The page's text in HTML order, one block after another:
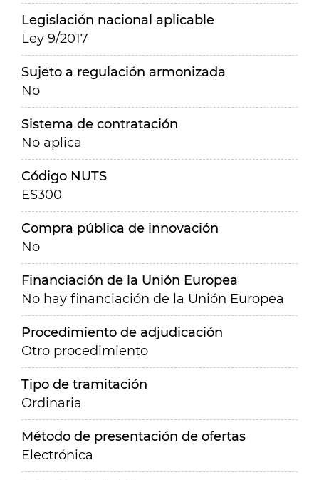
Legislación nacional aplicable
Ley 9/2017
Sujeto a regulación armonizada
No
Sistema de contratación
No aplica
Código NUTS
ES300
Compra pública de innovación
No
Financiación de la Unión Europea
No hay financiación de la Unión Europea
Procedimiento de adjudicación
Otro procedimiento
Tipo de tramitación
Ordinaria
Método de presentación de ofertas
Electrónica